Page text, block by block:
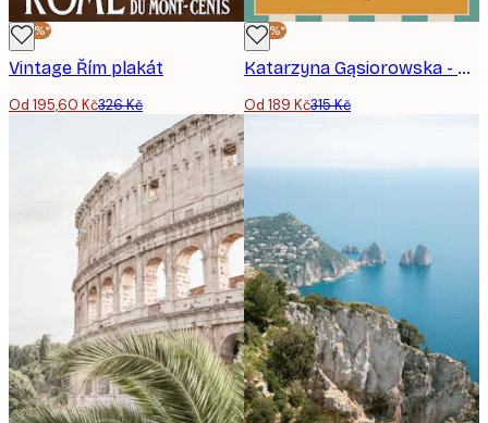
-40%*
Vintage Řím plakát
Od 195,60 Kč326 Kč
-40%*
Katarzyna Gąsiorowska - Sicilian Lemons Coastal Village Plakát
Od 189 Kč315 Kč